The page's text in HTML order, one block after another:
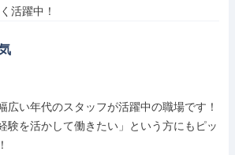
活躍中！
広い年代のスタッフが活躍中の職場です！
験を活かして働きたい」という方にもピッ